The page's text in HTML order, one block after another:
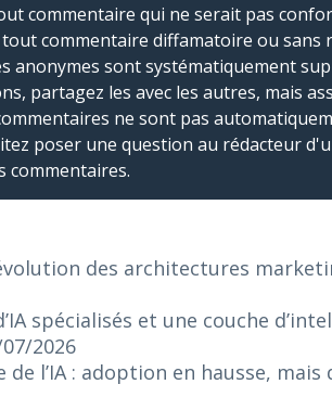
commentaire qui ne serait pas
commentaire diffamatoire ou sans
anonymes sont systématiquement
partagez les avec les autres, mais
ne sont pas
poser une question au rédacteur
commentaires.
des architectures
spécialisés et une couche
2026
de l’IA : adoption en hausse,